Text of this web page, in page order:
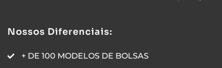
Nossos Diferenciais:
+ DE 100 MODELOS DE BOLSAS